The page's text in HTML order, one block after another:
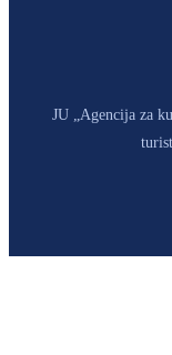
JU „Agencija za